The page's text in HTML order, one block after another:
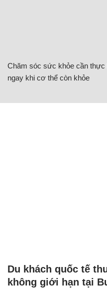
Chăm sóc sức khỏe cần thực
ngay khi cơ thể còn khỏe
Du khách quốc tế
không giới hạn tại